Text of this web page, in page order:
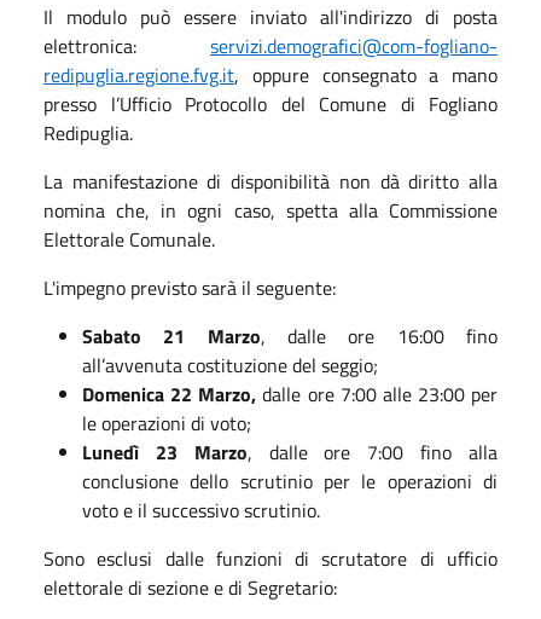
Il modulo può essere inviato all'indirizzo di posta
elettronica: servizi.demografici@com-fogliano-
redipuglia.regione.fvg.it, oppure consegnato a mano
presso l’Ufficio Protocollo del Comune di Fogliano
Redipuglia.
La manifestazione di disponibilità non dà diritto alla
nomina che, in ogni caso, spetta alla Commissione
Elettorale Comunale.
L'impegno previsto sarà il seguente:
Sabato 21 Marzo, dalle ore 16:00 fino
all’avvenuta costituzione del seggio;
Domenica 22 Marzo, dalle ore 7:00 alle 23:00 per
le operazioni di voto;
Lunedì 23 Marzo, dalle ore 7:00 fino alla
conclusione dello scrutinio per le operazioni di
voto e il successivo scrutinio.
Sono esclusi dalle funzioni di scrutatore di ufficio
elettorale di sezione e di Segretario: